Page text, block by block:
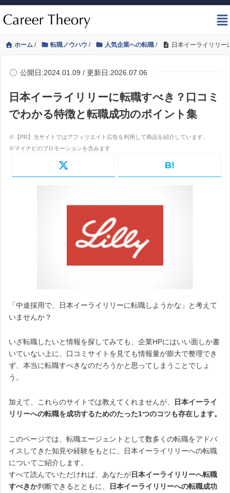
ホーム / 転職ノウハウ / 人気企業への転職 / 日本イーライリリー
公開日:2024.01.09 / 更新日:2026.07.06
日本イーライリリーに転職すべき？口コミ
でわかる特徴と転職成功のポイント集
B!
「中途採用で、日本イーライリリーに転職しようかな」と考えて
いませんか？
いざ転職したいと情報を探してみても、企業HPにはいい面しか書
いていない上に、口コミサイトを見ても情報量が膨大で整理でき
ず、本当に転職すべきなのだろうかと思ってしまうことでしょ
う。
加えて、これらのサイトでは教えてくれませんが、
日本イーライ
リリーへの転職を成功するためのたった1つのコツも存在します。
このページでは、転職エージェントとして数多くの転職をアドバ
イスしてきた知見や経験をもとに、日本イーライリリーへの転職
についてご紹介します。
すべて読んでいただければ、あなたが日本イーライリリーへ転職
すべきか判断できるとともに、
日本イーライリリーへの転職成功